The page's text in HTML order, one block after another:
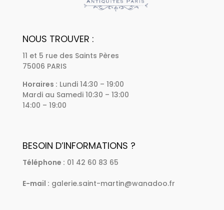
NOUS TROUVER :
11 et 5 rue des Saints Pères
75006 PARIS
Horaires : Lundi 14:30 – 19:00
Mardi au Samedi 10:30 – 13:00
14:00 – 19:00
BESOIN D’INFORMATIONS ?
Téléphone : 01 42 60 83 65
E-mail : galerie.saint-martin@wanadoo.fr